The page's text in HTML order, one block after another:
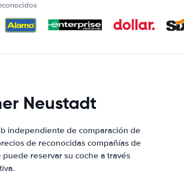
Neustadt
independiente de comparación de
de reconocidas compañías de
reservar su coche a través